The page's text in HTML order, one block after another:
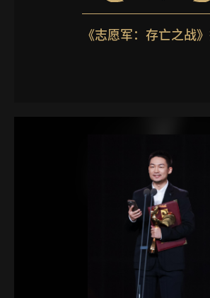
《志愿军：存亡之战